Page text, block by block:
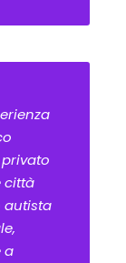
città
autista
a